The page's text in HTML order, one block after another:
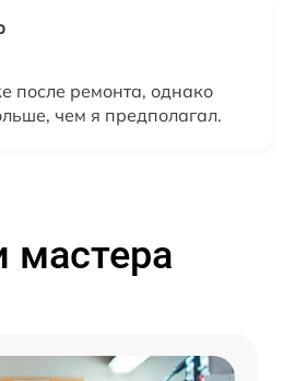
после ремонта, однако
чем я предполагал.